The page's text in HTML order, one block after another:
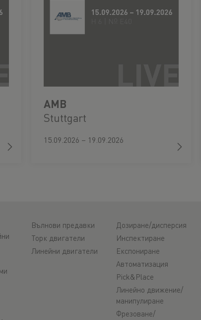
AMB
Stuttgart
15.09.2026 – 19.09.2026
Вълнови предавки
Торк двигатели
Линейни двигатели
Дозиране/дисперсия
Инспектиране
Експониране
Автоматизация
Pick&Place
Линейно движение/
манипулиране
Фрезоване/